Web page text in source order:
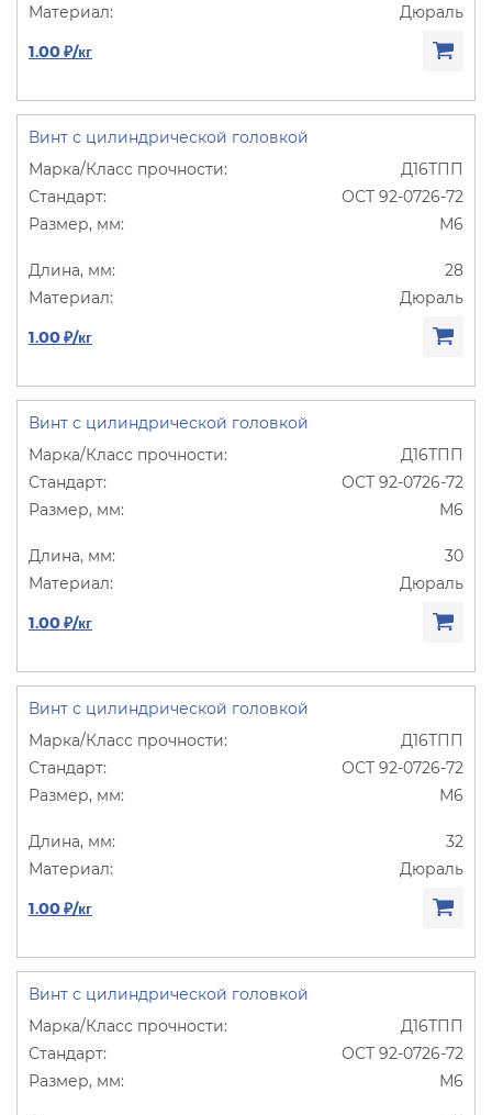
Дюраль
1.00 ₽/кг
Винт с цилиндрической головкой
Д16ТПП
ОСТ 92-0726-72
М6
28
Дюраль
1.00 ₽/кг
Винт с цилиндрической головкой
Д16ТПП
ОСТ 92-0726-72
М6
30
Дюраль
1.00 ₽/кг
Винт с цилиндрической головкой
Д16ТПП
ОСТ 92-0726-72
М6
32
Дюраль
1.00 ₽/кг
Винт с цилиндрической головкой
Д16ТПП
ОСТ 92-0726-72
М6